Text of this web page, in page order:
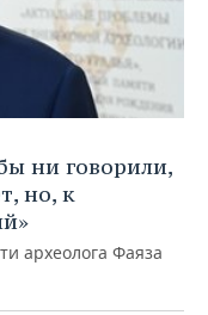
ни говорили,
но, к
археолога Фаяза